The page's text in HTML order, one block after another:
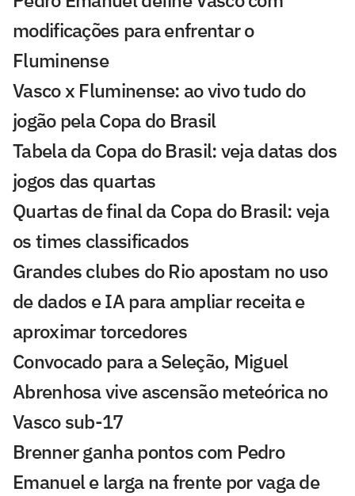
modificações para enfrentar o
Fluminense
Vasco x Fluminense: ao vivo tudo do
jogão pela Copa do Brasil
Tabela da Copa do Brasil: veja datas dos
jogos das quartas
Quartas de final da Copa do Brasil: veja
os times classificados
Grandes clubes do Rio apostam no uso
de dados e IA para ampliar receita e
aproximar torcedores
Convocado para a Seleção, Miguel
Abrenhosa vive ascensão meteórica no
Vasco sub-17
Brenner ganha pontos com Pedro
Emanuel e larga na frente por vaga de